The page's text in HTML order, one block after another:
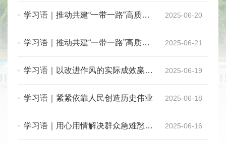
学习语｜推动共建“一带一路”高质量
2025-06-20
学习语｜推动共建“一带一路”高质量
2025-06-21
学习语｜以改进作风的实际成效赢得
2025-06-19
学习语｜紧紧依靠人民创造历史伟业 2025-06-18
学习语｜用心用情解决群众急难愁盼
2025-06-16